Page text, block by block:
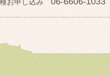
種お申し込み